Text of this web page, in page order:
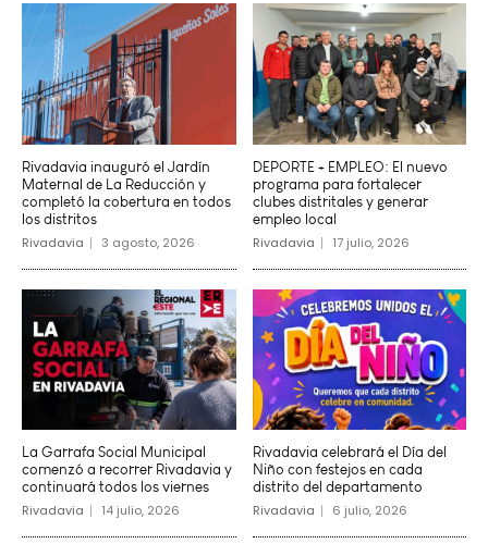
Rivadavia inauguró el Jardín
Maternal de La Reducción y
completó la cobertura en todos
los distritos
Rivadavia 3 agosto, 2026
DEPORTE + EMPLEO: El nuevo
programa para fortalecer
clubes distritales y generar
empleo local
Rivadavia 17 julio, 2026
La Garrafa Social Municipal
comenzó a recorrer Rivadavia y
continuará todos los viernes
Rivadavia 14 julio, 2026
Rivadavia celebrará el Día del
Niño con festejos en cada
distrito del departamento
Rivadavia 6 julio, 2026